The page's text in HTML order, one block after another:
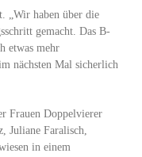
„Wir haben über die
gemacht. Das B-
etwas mehr
nächsten Mal sicherlich
Frauen Doppelvierer
Juliane Faralisch,
in einem